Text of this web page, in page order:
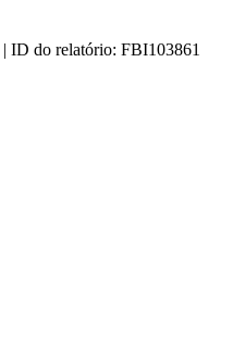
ID do relatório: FBI103861